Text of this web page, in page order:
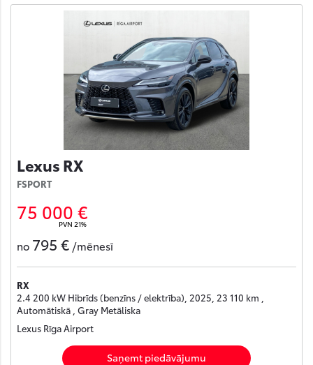
Lexus RX
FSPORT
75 000 €
PVN 21%
no 795 € /mēnesī
RX
2.4 200 kW Hibrīds (benzīns / elektrība), 2025, 23 110 km ,
Automātiskā , Gray Metāliska
Lexus Rīga Airport
Saņemt piedāvājumu